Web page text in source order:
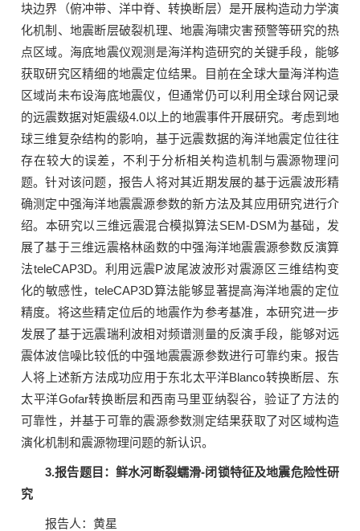
块边界（俯冲带、洋中脊、转换断层）是开展构造动力学演
化机制、地震断层破裂机理、地震海啸灾害预警等研究的热
点区域。海底地震仪观测是海洋构造研究的关键手段，能够
获取研究区精细的地震定位结果。目前在全球大量海洋构造
区域尚未布设海底地震仪，但通常仍可以利用全球台网记录
的远震数据对矩震级4.0以上的地震事件开展研究。考虑到地
球三维复杂结构的影响，基于远震数据的海洋地震定位往往
存在较大的误差，不利于分析相关构造机制与震源物理问
题。针对该问题，报告人将对其近期发展的基于远震波形精
确测定中强海洋地震震源参数的新方法及其应用研究进行介
绍。本研究以三维远震混合模拟算法SEM-DSM为基础，发
展了基于三维远震格林函数的中强海洋地震震源参数反演算
法teleCAP3D。利用远震P波尾波波形对震源区三维结构变
化的敏感性，teleCAP3D算法能够显著提高海洋地震的定位
精度。将这些精定位后的地震作为参考基准，本研究进一步
发展了基于远震瑞利波相对频谱测量的反演手段，能够对远
震体波信噪比较低的中强地震震源参数进行可靠约束。报告
人将上述新方法成功应用于东北太平洋Blanco转换断层、东
太平洋Gofar转换断层和西南马里亚纳裂谷，验证了方法的
可靠性，并基于可靠的震源参数测定结果获取了对区域构造
演化机制和震源物理问题的新认识。
3.报告题目：鲜水河断裂蠕滑-闭锁特征及地震危险性研
究
报告人：黄星